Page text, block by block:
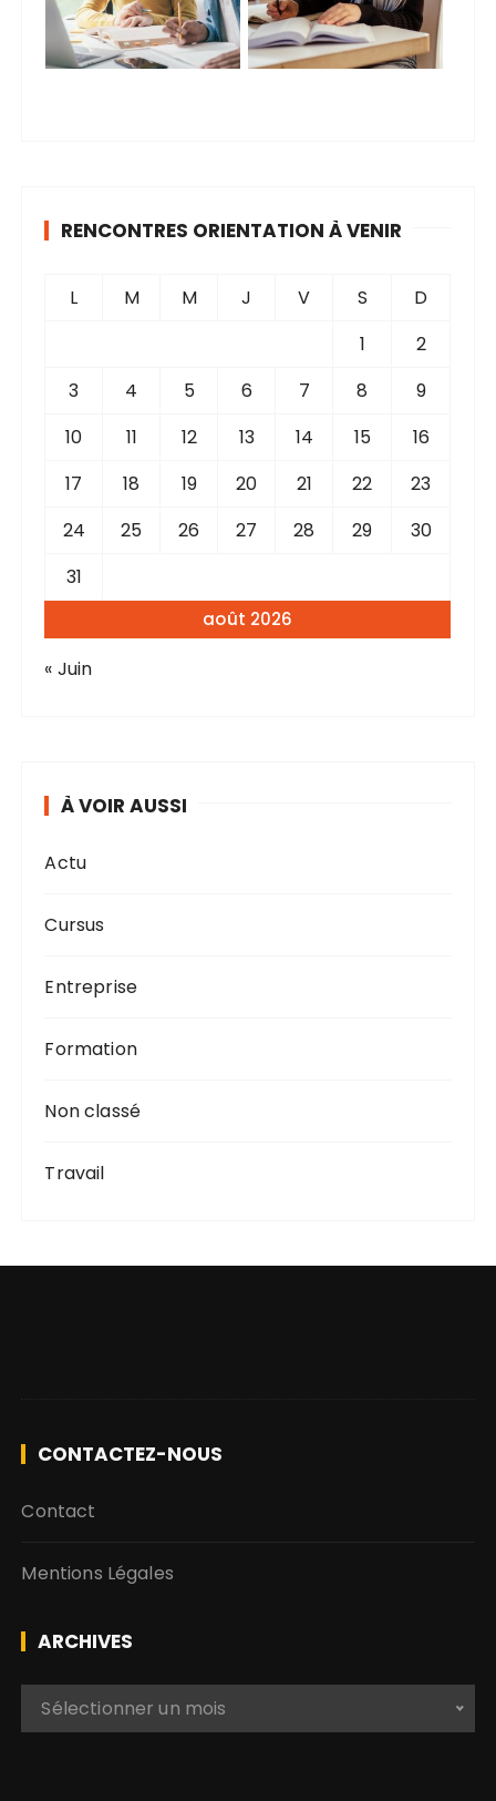
RENCONTRES ORIENTATION À VENIR
août 2026
L M M J V S
D
1
2
3
4 5 6 7 8
9
10
11 12 13 14 15
16
17
18 19 20 21 22
23
24
25 26 27 28 29
30
31
« Juin
À VOIR AUSSI
Actu
Cursus
Entreprise
Formation
Non classé
Travail
CONTACTEZ-NOUS
Contact
Mentions Légales
ARCHIVES
Sélectionner un mois